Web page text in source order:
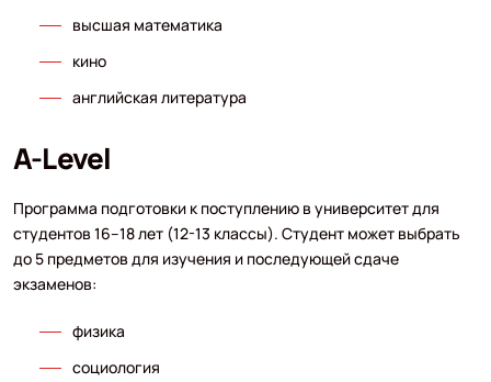
высшая математика
кино
английская литература
A-Level
Программа подготовки к поступлению в университет для
студентов 16–18 лет (12-13 классы). Студент может выбрать
до 5 предметов для изучения и последующей сдаче
экзаменов:
физика
социология